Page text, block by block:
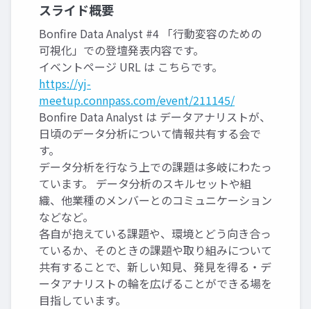
スライド概要
Bonfire Data Analyst #4 「行動変容のための
可視化」での登壇発表内容です。
イベントページ URL は こちらです。
https://yj-
meetup.connpass.com/event/211145/
Bonfire Data Analyst は データアナリストが、
日頃のデータ分析について情報共有する会で
す。
データ分析を行なう上での課題は多岐にわたっ
ています。 データ分析のスキルセットや組
織、他業種のメンバーとのコミュニケーション
などなど。
各自が抱えている課題や、環境とどう向き合っ
ているか、そのときの課題や取り組みについて
共有することで、新しい知見、発見を得る・デ
ータアナリストの輪を広げることができる場を
目指しています。